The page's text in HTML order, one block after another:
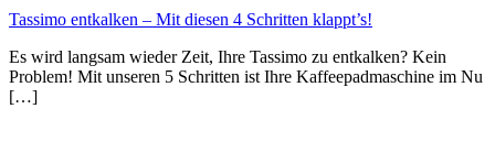
Tassimo entkalken – Mit diesen 4 Schritten klappt’s!
Es wird langsam wieder Zeit, Ihre Tassimo zu entkalken? Kein
Problem! Mit unseren 5 Schritten ist Ihre Kaffeepadmaschine im Nu
[…]